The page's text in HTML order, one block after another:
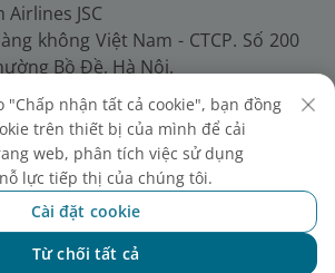
JSC
không Việt Nam - CTCP. Số 200
Bồ Đề, Hà Nội.
24) 38272289. Fax: (+84-24)
đăng ký doanh nghiệp, mã số
đăng ký lần đầu ngày
ký thay đổi lần thứ 10 ngày
Sở Tài chính Thành phố Hà Nội.
"Chấp nhận tất cả cookie", bạn đồng
trên thiết bị của mình để cải
web, phân tích việc sử dụng
lực tiếp thị của chúng tôi.
Cài đặt cookie
Từ chối tất cả